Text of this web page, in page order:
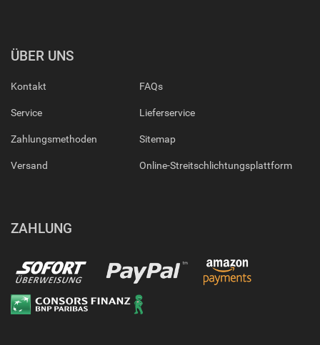
ÜBER UNS
Kontakt
Service
Zahlungsmethoden
Versand
FAQs
Lieferservice
Sitemap
Online-Streitschlichtungsplattform
ZAHLUNG